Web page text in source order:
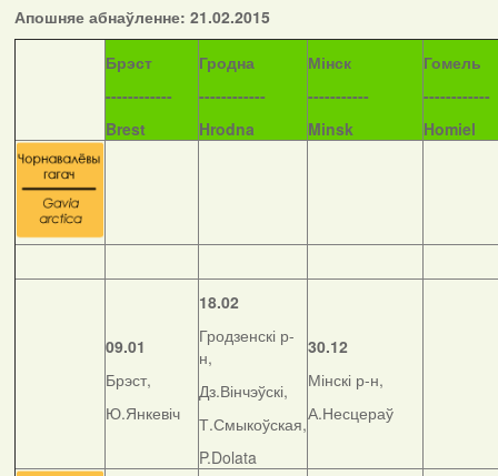
Апошняе абнаўленне: 21.02.2015
Брэст
------------
Brest
Гродна
------------
Hrodna
Мінск
-----------
Minsk
Гомель
------------
Homiel
09.01
Брэст,
Ю.Янкевіч
18.02
Гродзенскі р-
н,
Дз.Вінчэўскі,
Т.Смыкоўская,
P.Dolata
30.12
Мінскі р-н,
А.Несцераў